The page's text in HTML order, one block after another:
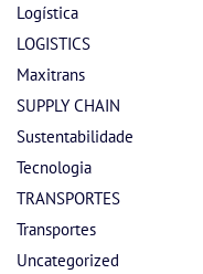
Logística
LOGISTICS
Maxitrans
SUPPLY CHAIN
Sustentabilidade
Tecnologia
TRANSPORTES
Transportes
Uncategorized